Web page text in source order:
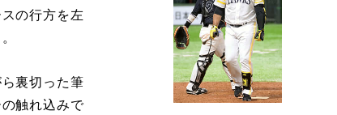
の行方を左
裏切った筆
触れ込みで